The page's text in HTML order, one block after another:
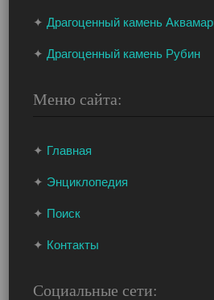
✦Драгоценный камень
✦Драгоценный камень Рубин
Меню сайта:
✦ Главная
✦ Энциклопедия
✦ Поиск
✦ Контакты
Социальные сети: